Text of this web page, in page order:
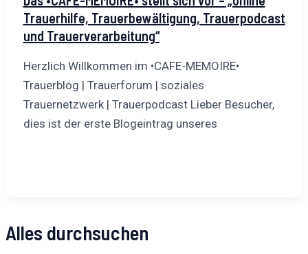
Trauerhilfe, Trauerbewältigung, Trauerpodcast
und Trauerverarbeitung“
Herzlich Willkommen im •CAFE-MEMOIRE•
Trauerblog | Trauerforum | soziales
Trauernetzwerk | Trauerpodcast Lieber Besucher,
dies ist der erste Blogeintrag unseres
Alles durchsuchen